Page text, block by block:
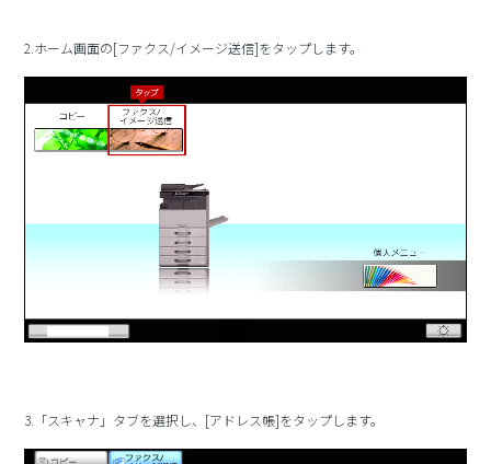
2.ホーム画面の[ファクス/イメージ送信]をタップします。
3.「スキャナ」タブを選択し、[アドレス帳]をタップします。